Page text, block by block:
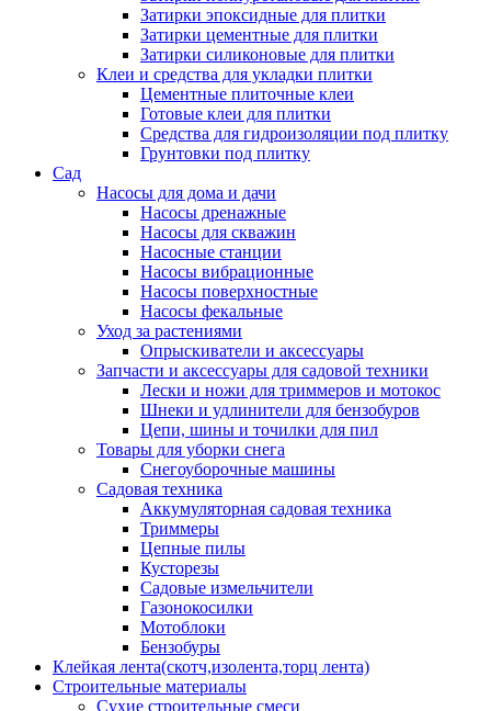
Затирки эпоксидные для плитки
Затирки цементные для плитки
Затирки силиконовые для плитки
Клеи и средства для укладки плитки
Цементные плиточные клеи
Готовые клеи для плитки
Средства для гидроизоляции под плитку
Грунтовки под плитку
Сад
Насосы для дома и дачи
Насосы дренажные
Насосы для скважин
Насосные станции
Насосы вибрационные
Насосы поверхностные
Насосы фекальные
Уход за растениями
Опрыскиватели и аксессуары
Запчасти и аксессуары для садовой техники
Лески и ножи для триммеров и мотокос
Шнеки и удлинители для бензобуров
Цепи, шины и точилки для пил
Товары для уборки снега
Снегоуборочные машины
Садовая техника
Аккумуляторная садовая техника
Триммеры
Цепные пилы
Кусторезы
Садовые измельчители
Газонокосилки
Мотоблоки
Бензобуры
Клейкая лента(скотч,изолента,торц лента)
Строительные материалы
Сухие строительные смеси